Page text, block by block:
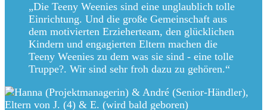
„Die Teeny Weenies sind eine unglaublich tolle
Einrichtung. Und die große Gemeinschaft aus
dem motivierten Erzieherteam, den glücklichen
Kindern und engagierten Eltern machen die
Teeny Weenies zu dem was sie sind - eine tolle
Truppe?. Wir sind sehr froh dazu zu gehören.“